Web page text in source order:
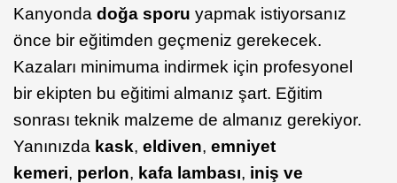
Kanyonda doğa sporu yapmak istiyorsanız
önce bir eğitimden geçmeniz gerekecek.
Kazaları minimuma indirmek için profesyonel
bir ekipten bu eğitimi almanız şart. Eğitim
sonrası teknik malzeme de almanız gerekiyor.
Yanınızda kask, eldiven, emniyet
kemeri, perlon, kafa lambası, iniş ve